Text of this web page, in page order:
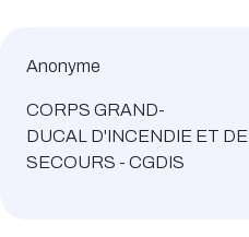
Anonyme
CORPS GRAND-
DUCAL D'INCENDIE ET DE
SECOURS - CGDIS